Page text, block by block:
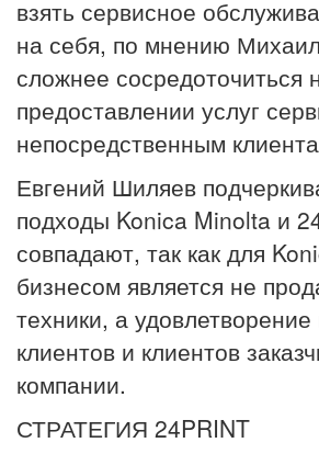
взять сервисное
на себя, по мнению
сложнее сосредоточиться
предоставлении услуг
непосредственным
Евгений Шиляев
подходы Konica Minolta и
совпадают, так как для
бизнесом является не
техники, а
клиентов и клиентов
компании.
СТРАТЕГИЯ 24PRINT